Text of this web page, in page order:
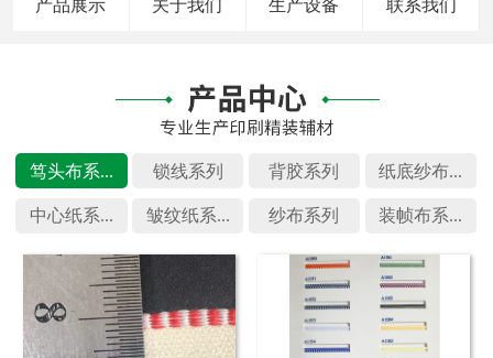
产品展示 关于我们 生产设备 联系我们
笃头布系... 锁线系列 背胶系列 纸底纱布...
中心纸系... 皱纹纸系... 纱布系列 装帧布系...